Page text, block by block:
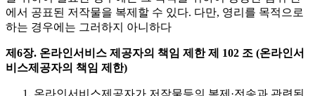
에서 공표된 저작물을 복제할 수 있다. 다만, 영리를 목적으로
하는 경우에는 그러하지 아니하다
제6장. 온라인서비스 제공자의 책임 제한 제 102 조 (온라인서
비스제공자의 책임 제한)